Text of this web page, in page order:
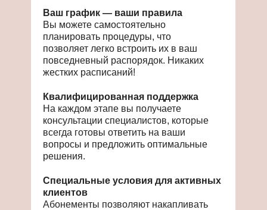
Специальные условия для активных
клиентов
Абонементы позволяют накапливать
Квалифицированная поддержка
На каждом этапе вы получаете
консультации специалистов, которые
всегда готовы ответить на ваши
вопросы и предложить оптимальные
решения.
Ваш график — ваши правила
Вы можете самостоятельно
планировать процедуры, что
позволяет легко встроить их в ваш
повседневный распорядок. Никаких
жестких расписаний!